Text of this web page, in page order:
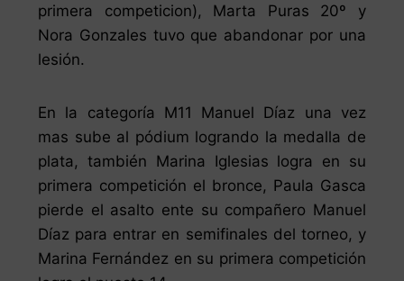
primera competicion), Marta Puras 20º y
Nora Gonzales tuvo que abandonar por una
lesión.
En la categoría M11 Manuel Díaz una vez
mas sube al pódium logrando la medalla de
plata, también Marina Iglesias logra en su
primera competición el bronce, Paula Gasca
pierde el asalto ente su compañero Manuel
Díaz para entrar en semifinales del torneo, y
Marina Fernández en su primera competición